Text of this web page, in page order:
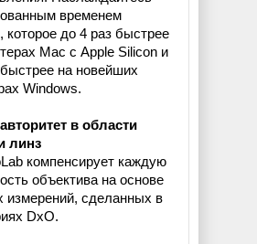
временем
которое до 4 раз быстрее
Mac с Apple Silicon и
на новейших
Windows.
в области
линз
компенсирует каждую
объектива на основе
измерений, сделанных в
DxO.